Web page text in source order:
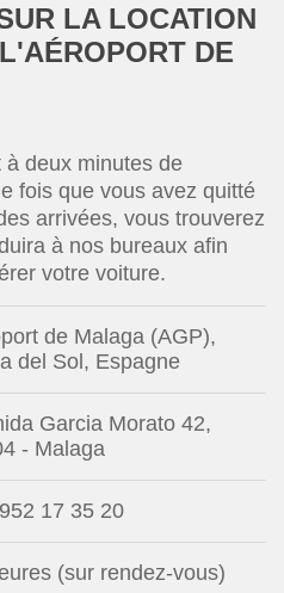
LA LOCATION
DE
deux minutes de
fois que vous avez quitté
arrivées, vous trouverez
à nos bureaux afin
votre voiture.
de Malaga (AGP),
del Sol, Espagne
Garcia Morato 42,
- Malaga
17 35 20
(sur rendez-vous)